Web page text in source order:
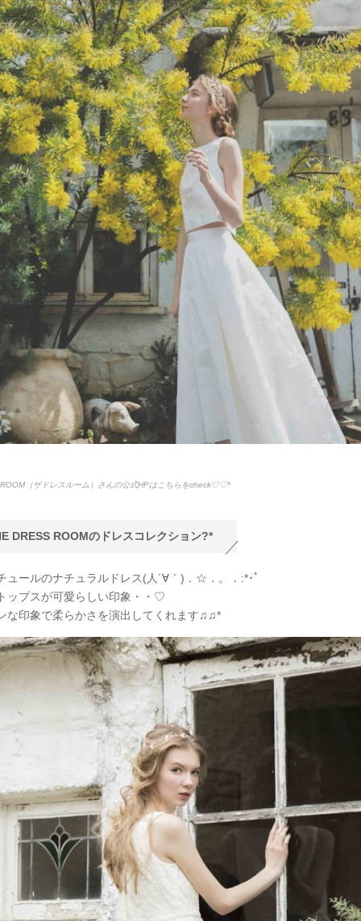
（ザドレスルーム）さんの公式HPはこちらをcheck♡♡*
DRESS ROOMのドレスコレクション?*
ュールのナチュラルドレス(人´∀｀)．☆．。．:*･ﾟ
ップスが可愛らしい印象・・♡
な印象で柔らかさを演出してくれます♫♫*